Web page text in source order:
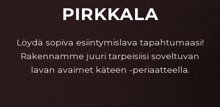
PIRKKALA
Löydä sopiva esiintymislava tapahtumaasi!
Rakennamme juuri tarpeisiisi soveltuvan
lavan avaimet käteen -periaatteella.